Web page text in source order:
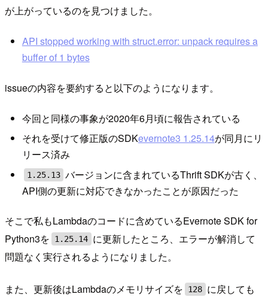
が上がっているのを見つけました。
API stopped working with struct.error: unpack requires a
buffer of 1 bytes
issueの内容を要約すると以下のようになります。
今回と同様の事象が2020年6月頃に報告されている
それを受けて修正版のSDKevernote3 1.25.14が同月にリ
リース済み
1.25.13 バージョンに含まれているThrift SDKが古く、
API側の更新に対応できなかったことが原因だった
そこで私もLambdaのコードに含めているEvernote SDK for
Python3を
1.25.14 に更新したところ、エラーが解消して
問題なく実行されるようになりました。
また、更新後はLambdaのメモリサイズを 128 に戻しても